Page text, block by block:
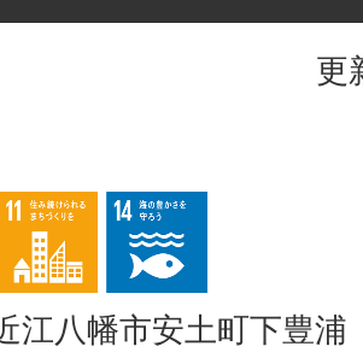
更
江八幡市安土町下豊浦